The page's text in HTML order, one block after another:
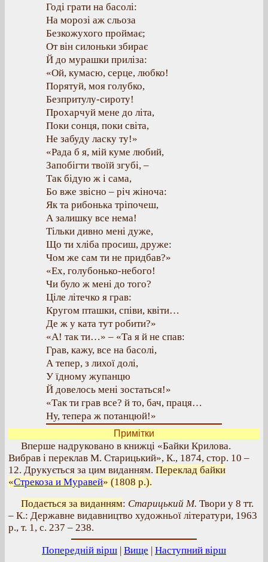
Годі грати на басолі:
На морозі аж сльоза
Безкожухого проймає;
От він силоньки збирає
Й до мурашки приліза:
«Ой, кумасю, серце, любко!
Порятуй, моя голубко,
Безпритулу-сироту!
Прохарчуй мене до літа,
Поки сонця, поки світа,
Не забуду ласку ту!»
«Рада б я, мій куме любий,
Запобігти твоїй згубі, –
Так бідую ж і сама,
Бо вже звісно – річ жіноча:
Як та рибонька тріпочеш,
А залишку все нема!
Тільки дивно мені дуже,
Що ти хліба просиш, друже:
Чом же сам ти не придбав?»
«Ex, голубонько-небого!
Чи було ж мені до того?
Ціле літечко я грав:
Кругом пташки, співи, квіти…
Де ж у ката тут робити?»
«А! так ти…» – «Та я й не спав:
Грав, кажу, все на басолі,
А тепер, з лихої долі,
У їдному жупанцю
Й довелось мені зостаться!»
«Так ти грав все? й то, бач, праця…
Ну, тепера ж потанцюй!»
Примітки
Вперше надруковано в книжці «Байки Крилова.
Вибрав і переклав М. Старицький», К., 1874, стор. 10 –
12. Друкується за цим виданням. Переклад байки
«Стрекоза и Муравей» (1808 р.).
Подається за виданням: Старицький М. Твори у 8 тт.
– К.: Державне видавництво художньої літератури, 1963
р., т. 1, с. 237 – 238.
Попередній вірш | Вище | Наступний вірш